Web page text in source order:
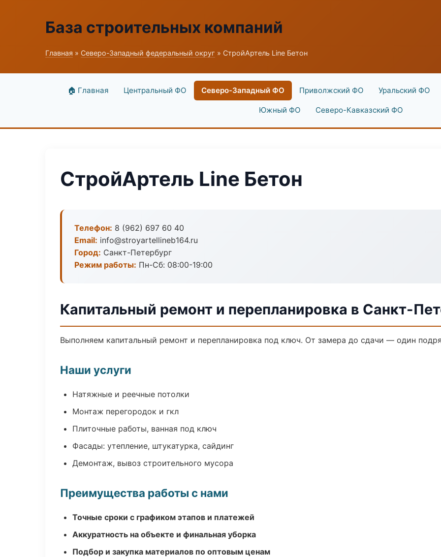
База строительных компаний
Главная » Северо-Западный федеральный округ » СтройАртель Line Бетон
🏠 Главная Центральный ФО Северо-Западный ФО Приволжский ФО Уральский ФО
Южный ФО Северо-Кавказский ФО
СтройАртель Line Бетон
Телефон: 8 (962) 697 60 40
Email: info@stroyartellineb164.ru
Город: Санкт-Петербург
Режим работы: Пн-Сб: 08:00-19:00
Капитальный ремонт и перепланировка в Санкт-
Выполняем капитальный ремонт и перепланировка под ключ. От замера до сдачи — один
Наши услуги
Натяжные и реечные потолки
Монтаж перегородок и гкл
Плиточные работы, ванная под ключ
Фасады: утепление, штукатурка, сайдинг
Демонтаж, вывоз строительного мусора
Преимущества работы с нами
Точные сроки с графиком этапов и платежей
Аккуратность на объекте и финальная уборка
Подбор и закупка материалов по оптовым ценам